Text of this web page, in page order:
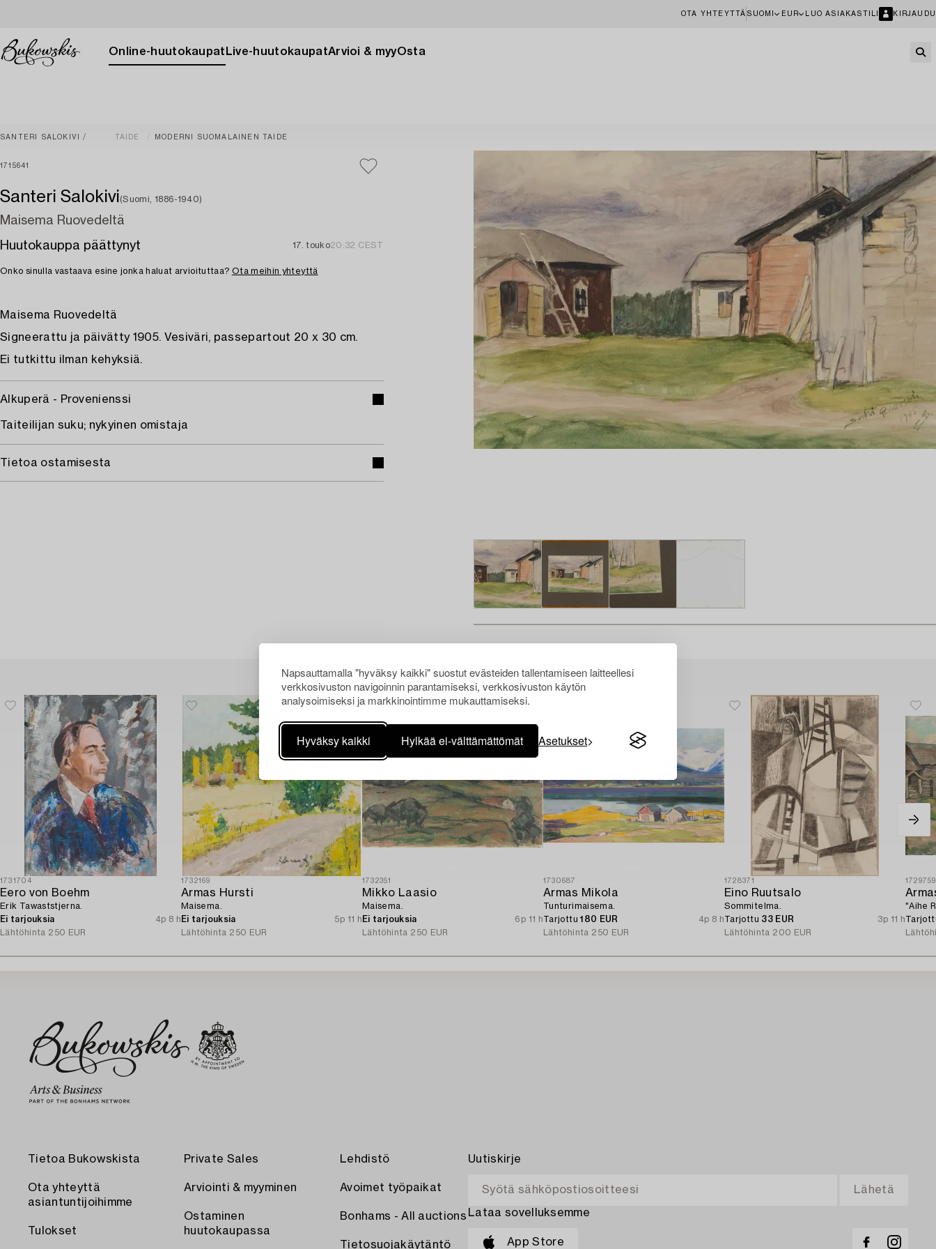
Napsauttamalla "hyväksy kaikki" suostut evästeiden tallentamiseen laitteellesi
verkkosivuston navigoinnin parantamiseksi, verkkosivuston käytön
analysoimiseksi ja markkinointimme mukauttamiseksi.
Hyväksy kaikki Hylkää ei-välttämättömät Asetukset
OTA YHTEYTTÄ SUOMI EUR LUO ASIAKASTILI KIRJAUDU
Online-huutokaupat Live-huutokaupatArvioi & myyOsta
SANTERI SALOKIVI TAIDE MODERNI SUOMALAINEN TAIDE
1715641
Santeri Salokivi(Suomi, 1886-1940)
Maisema Ruovedeltä
Huutokauppa päättynyt
17. touko20:32 CEST
Onko sinulla vastaava esine jonka haluat arvioituttaa? Ota meihin yhteyttä
Maisema Ruovedeltä
Signeerattu ja päivätty 1905. Vesiväri, passepartout 20 x 30 cm.
Ei tutkittu ilman kehyksiä.
Alkuperä - Provenienssi
Taiteilijan suku; nykyinen omistaja
Tietoa ostamisesta
Muiden katsomia kohteita
1731704
Eero von Boehm
Erik Tawaststjerna.
Ei tarjouksia
4p 8 h
Lähtöhinta 250 EUR
1732169
Armas Hursti
Maisema.
Ei tarjouksia
5p 11 h
Lähtöhinta 250 EUR
1732351
Mikko Laasio
Maisema.
Ei tarjouksia
6p 11 h
Lähtöhinta 250 EUR
1730687
Armas Mikola
Tunturimaisema.
Tarjottu180 EUR
4p 8 h
Lähtöhinta 250 EUR
1728371
Eino Ruutsalo
Sommitelma.
Tarjottu 33 EUR
3p 11 h
Lähtöhinta 200 EUR
1729759
"Aihe
Tietoa Bukowskista
Ota yhteyttä
asiantuntijoihimme
Tulokset
Private Sales
Arviointi & myyminen
Ostaminen
huutokaupassa
Lehdistö
Avoimet työpaikat
Bonhams - All auctions
Tietosuojakäytäntö
Uutiskirje
Lataa sovelluksemme
App Store